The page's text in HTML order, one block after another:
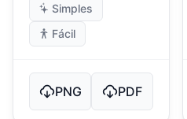
Simples
Fácil
PNG PDF